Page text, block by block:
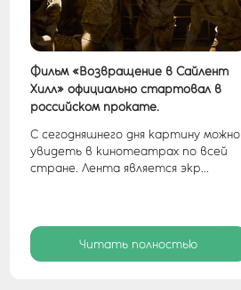
Фильм «Возвращение в Сайлент
Хилл» официально стартовал в
российском прокате.
С сегодняшнего дня картину можно
увидеть в кинотеатрах по всей
стране. Лента является экр...
Читать полностью